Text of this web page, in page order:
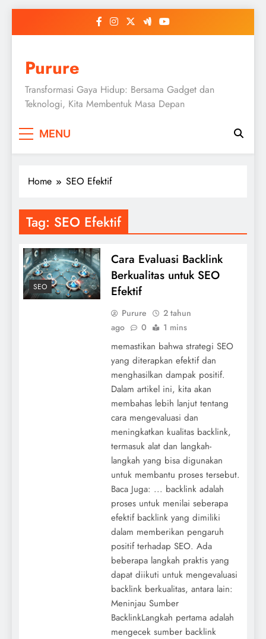
Purure
Transformasi Gaya Hidup: Bersama Gadget dan
Teknologi, Kita Membentuk Masa Depan
MENU
Home SEO Efektif
Tag: SEO Efektif
SEO
Cara Evaluasi Backlink
Berkualitas untuk SEO
Efektif
Purure
2 tahun
ago
0 1 mins
memastikan bahwa strategi SEO
yang diterapkan efektif dan
menghasilkan dampak positif.
Dalam artikel ini, kita akan
membahas lebih lanjut tentang
cara mengevaluasi dan
meningkatkan kualitas backlink,
termasuk alat dan langkah-
langkah yang bisa digunakan
untuk membantu proses tersebut.
Baca Juga: ... backlink adalah
proses untuk menilai seberapa
efektif backlink yang dimiliki
dalam memberikan pengaruh
positif terhadap SEO. Ada
beberapa langkah praktis yang
dapat diikuti untuk mengevaluasi
backlink berkualitas, antara lain:
Meninjau Sumber
BacklinkLangkah pertama adalah
mengecek sumber backlink